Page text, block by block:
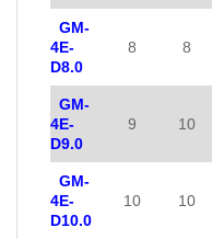
GM-
4E-
D8.0
8 8
GM-
4E-
D9.0
9 10
GM-
4E-
D10.0
10 10